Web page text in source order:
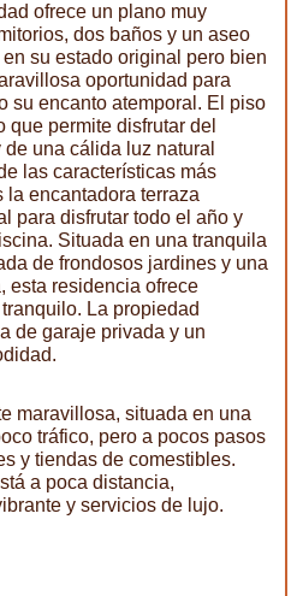
ofrece un plano muy
dos baños y un aseo
su estado original pero bien
oportunidad para
su encanto atemporal. El piso
que permite disfrutar del
una cálida luz natural
las características más
la encantadora terraza
para disfrutar todo el año y
Situada en una tranquila
de frondosos jardines y una
esta residencia ofrece
La propiedad
de garaje privada y un
maravillosa, situada en una
tráfico, pero a pocos pasos
y tiendas de comestibles.
a poca distancia,
y servicios de lujo.